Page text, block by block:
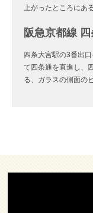
上がったところにあ
阪急京都線
四条大宮駅の3番出
て四条通を直進し、
る、ガラスの側面の